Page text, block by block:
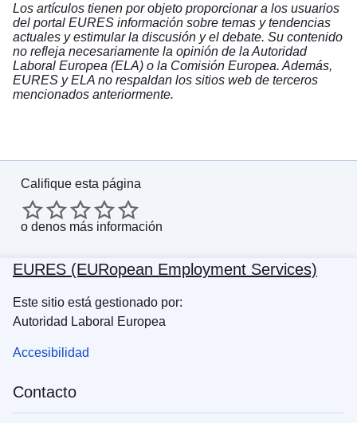
Los artículos tienen por objeto proporcionar a los usuarios
del portal EURES información sobre temas y tendencias
actuales y estimular la discusión y el debate. Su contenido
no refleja necesariamente la opinión de la Autoridad
Laboral Europea (ELA) o la Comisión Europea. Además,
EURES y ELA no respaldan los sitios web de terceros
mencionados anteriormente.
Califique esta página
o denos más información
EURES (EURopean Employment Services)
Este sitio está gestionado por:
Autoridad Laboral Europea
Accesibilidad
Contacto